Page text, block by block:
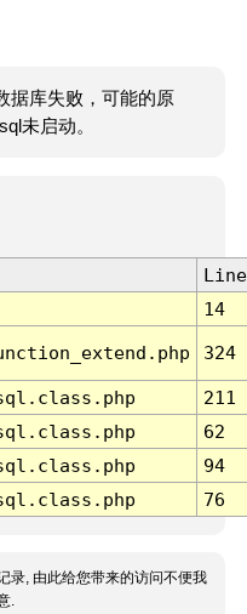
据库失败，可能的原
未启动。
Line
14
324
211
62
94
76
录, 由此给您带来的访问不便我
.